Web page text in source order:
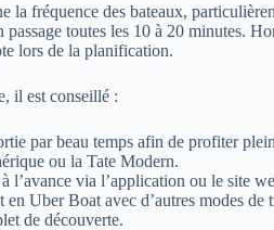
la fréquence des bateaux,
toutes les 10 à 20 minutes.
lors de la planification.
il est conseillé :
par beau temps afin de profiter
ou la Tate Modern.
l’avance via l’application ou le site
Uber Boat avec d’autres modes
de découverte.